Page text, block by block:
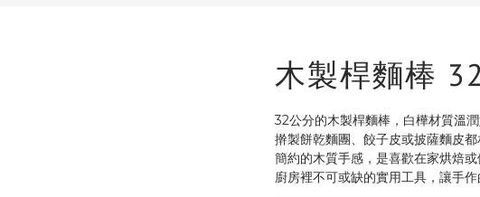
木製桿麵棒
32公分的木製桿麵棒，白樺材質溫潤
擀製餅乾麵團、餃子皮或披薩麵皮都
簡約的木質手感，是喜歡在家烘焙或
廚房裡不可或缺的實用工具，讓手作